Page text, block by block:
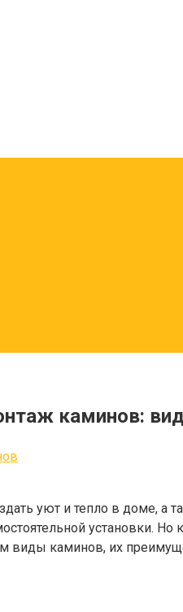
каминов:
уют и тепло в доме, а
установки.
виды каминов, их